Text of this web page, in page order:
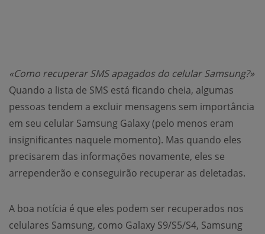
«Como recuperar SMS apagados do celular Samsung?»
Quando a lista de SMS está ficando cheia, algumas
pessoas tendem a excluir mensagens sem importância
em seu celular Samsung Galaxy (pelo menos eram
insignificantes naquele momento). Mas quando eles
precisarem das informações novamente, eles se
arrependerão e conseguirão recuperar as deletadas.
A boa notícia é que eles podem ser recuperados nos
celulares Samsung, como Galaxy S9/S5/S4, Samsung